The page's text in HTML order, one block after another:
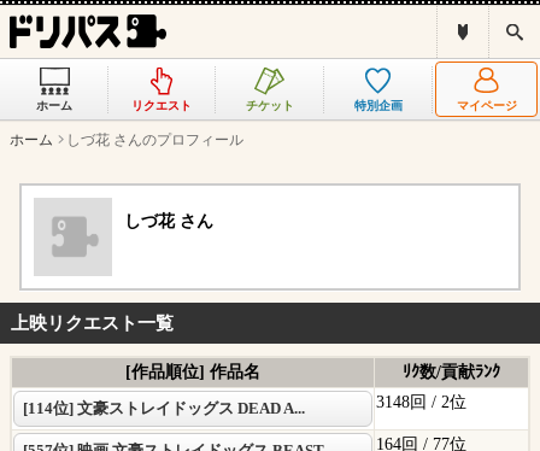
リ
ス
と
索
ホーム リクエスト チケット 特別企画 マイページ
ホーム しづ花 さんのプロフィール
しづ花 さん
上映リクエスト一覧
[作品順位] 作品名
ﾘｸ数/貢献ﾗﾝｸ
[114位] 文豪ストレイドッグス DEAD A...
3148回 / 2位
164回 / 77位